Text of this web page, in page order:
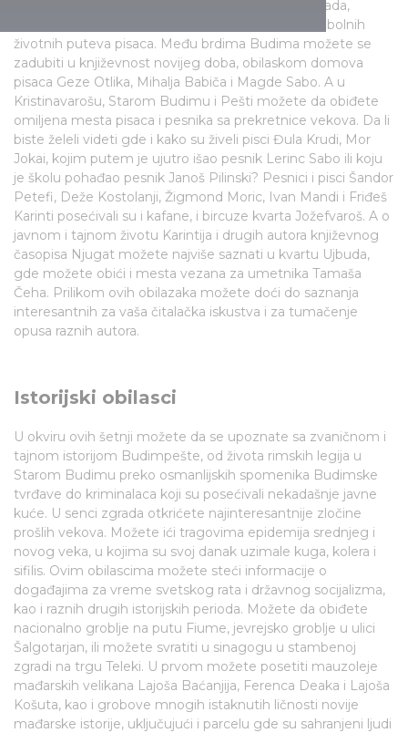
kafana u centru do kućica skrivenih na periferiji grada,
prisećajući se ponekad veličanstvenih, a ponekad bolnih
životnih puteva pisaca. Među brdima Budima možete se
zadubiti u književnost novijeg doba, obilaskom domova
pisaca Geze Otlika, Mihalja Babiča i Magde Sabo. A u
Kristinavarošu, Starom Budimu i Pešti možete da obiđete
omiljena mesta pisaca i pesnika sa prekretnice vekova. Da li
biste želeli videti gde i kako su živeli pisci Đula Krudi, Mor
Jokai, kojim putem je ujutro išao pesnik Lerinc Sabo ili koju
je školu pohađao pesnik Janoš Pilinski? Pesnici i pisci Šandor
Petefi, Deže Kostolanji, Žigmond Moric, Ivan Mandi i Friđeš
Karinti posećivali su i kafane, i bircuze kvarta Jožefvaroš. A o
javnom i tajnom životu Karintija i drugih autora književnog
časopisa Njugat možete najviše saznati u kvartu Ujbuda,
gde možete obići i mesta vezana za umetnika Tamaša
Čeha. Prilikom ovih obilazaka možete doći do saznanja
interesantnih za vaša čitalačka iskustva i za tumačenje
opusa raznih autora.
Istorijski obilasci
U okviru ovih šetnji možete da se upoznate sa zvaničnom i
tajnom istorijom Budimpešte, od života rimskih legija u
Starom Budimu preko osmanlijskih spomenika Budimske
tvrđave do kriminalaca koji su posećivali nekadašnje javne
kuće. U senci zgrada otkrićete najinteresantnije zločine
prošlih vekova. Možete ići tragovima epidemija srednjeg i
novog veka, u kojima su svoj danak uzimale kuga, kolera i
sifilis. Ovim obilascima možete steći informacije o
događajima za vreme svetskog rata i državnog socijalizma,
kao i raznih drugih istorijskih perioda. Možete da obiđete
nacionalno groblje na putu Fiume, jevrejsko groblje u ulici
Šalgotarjan, ili možete svratiti u sinagogu u stambenoj
zgradi na trgu Teleki. U prvom možete posetiti mauzoleje
mađarskih velikana Lajoša Baćanjija, Ferenca Deaka i Lajoša
Košuta, kao i grobove mnogih istaknutih ličnosti novije
mađarske istorije, uključujući i parcelu gde su sahranjeni ljudi